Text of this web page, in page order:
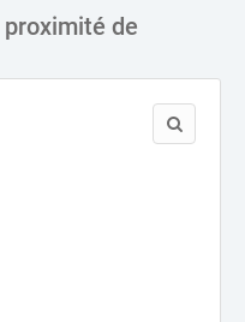
de